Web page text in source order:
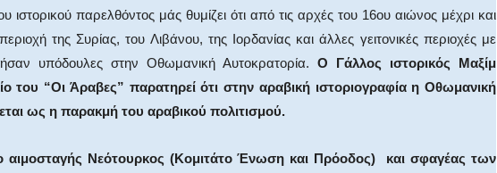
ιστορικού παρελθόντος μάς θυμίζει ότι από τις αρχές του 16ου αιώνος μέχρι και
της Συρίας, του Λιβάνου, της Ιορδανίας και άλλες γειτονικές περιοχές με
υπόδουλες στην Οθωμανική Αυτοκρατορία. Ο Γάλλος ιστορικός Μαξίμ
του “Οι Άραβες” παρατηρεί ότι στην αραβική ιστοριογραφία η Οθωμανική
ως η παρακμή του αραβικού πολιτισμού.
αιμοσταγής Νεότουρκος (Κομιτάτο Ένωση και Πρόοδος) και σφαγέας των